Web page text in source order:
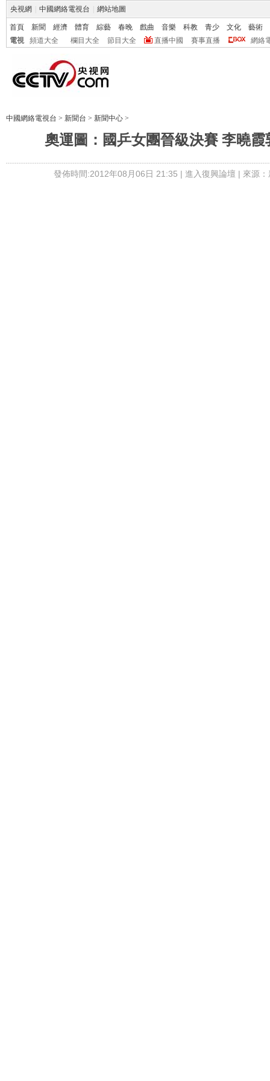
央視網 中國網絡電視台 網站地圖
首頁 新聞 經濟 體育 綜藝 春晚 戲曲 音樂 科教 青少 文化
藝術
電視
頻道大全 欄目大全 節目大全 直播中國 賽事直播 網絡
中國網絡電視台 > 新聞台 > 新聞中心 >
奧運圖：國乒女團晉級決賽 李曉霞
發佈時間:2012年08月06日 21:35 | 進入復興論壇 | 來源